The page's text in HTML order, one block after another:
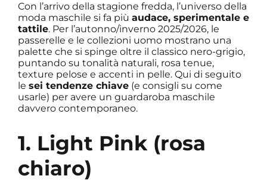
Con l’arrivo della stagione fredda, l’universo della
moda maschile si fa più audace, sperimentale e
tattile. Per l’autonno/inverno 2025/2026, le
passerelle e le collezioni uomo mostrano una
palette che si spinge oltre il classico nero-grigio,
puntando su tonalità naturali, rosa tenue,
texture pelose e accenti in pelle. Qui di seguito
le sei tendenze chiave (e consigli su come
usarle) per avere un guardaroba maschile
davvero contemporaneo.
1. Light Pink (rosa
chiaro)